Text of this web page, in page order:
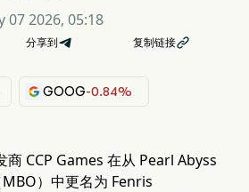
07 2026, 05:18
分享到 复制链接
GOOG-0.84%
商 CCP Games 在从 Pearl Abyss
）中更名为 Fenris